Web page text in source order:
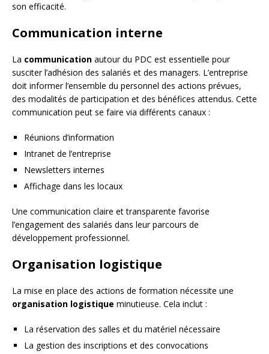
son efficacité.
Communication interne
La communication autour du PDC est essentielle pour
susciter l’adhésion des salariés et des managers. L’entreprise
doit informer l’ensemble du personnel des actions prévues,
des modalités de participation et des bénéfices attendus. Cette
communication peut se faire via différents canaux :
Réunions d’information
Intranet de l’entreprise
Newsletters internes
Affichage dans les locaux
Une communication claire et transparente favorise
l’engagement des salariés dans leur parcours de
développement professionnel.
Organisation logistique
La mise en place des actions de formation nécessite une
organisation logistique minutieuse. Cela inclut :
La réservation des salles et du matériel nécessaire
La gestion des inscriptions et des convocations